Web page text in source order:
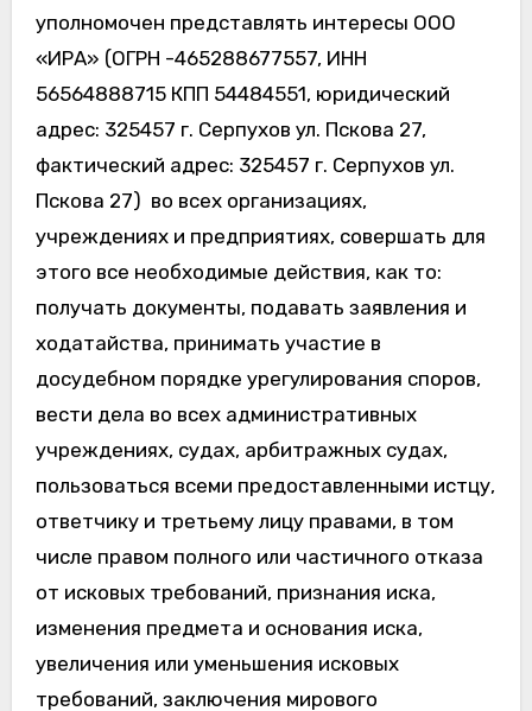
уполномочен представлять интересы ООО
«ИРА» (ОГРН -465288677557, ИНН
56564888715 КПП 54484551, юридический
адрес: 325457 г. Серпухов ул. Пскова 27,
фактический адрес: 325457 г. Серпухов ул.
Пскова 27) во всех организациях,
учреждениях и предприятиях, совершать для
этого все необходимые действия, как то:
получать документы, подавать заявления и
ходатайства, принимать участие в
досудебном порядке урегулирования споров,
вести дела во всех административных
учреждениях, судах, арбитражных судах,
пользоваться всеми предоставленными истцу,
ответчику и третьему лицу правами, в том
числе правом полного или частичного отказа
от исковых требований, признания иска,
изменения предмета и основания иска,
увеличения или уменьшения исковых
требований, заключения мирового